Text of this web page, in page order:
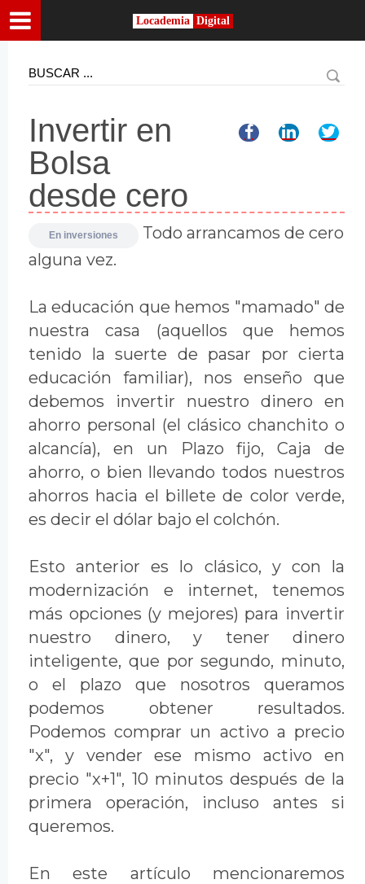
Locademia Digital
Invertir en
Bolsa
desde cero
En inversiones
Todo arrancamos de cero
alguna vez.
La educación que hemos "mamado" de
nuestra casa (aquellos que hemos
tenido la suerte de pasar por cierta
educación familiar), nos enseño que
debemos invertir nuestro dinero en
ahorro personal (el clásico chanchito o
alcancía), en un Plazo fijo, Caja de
ahorro, o bien llevando todos nuestros
ahorros hacia el billete de color verde,
es decir el dólar bajo el colchón.
Esto anterior es lo clásico, y con la
modernización e internet, tenemos
más opciones (y mejores) para invertir
nuestro dinero, y tener dinero
inteligente, que por segundo, minuto,
o el plazo que nosotros queramos
podemos obtener resultados.
Podemos comprar un activo a precio
"x", y vender ese mismo activo en
precio "x+1", 10 minutos después de la
primera operación, incluso antes si
queremos.
En este artículo mencionaremos